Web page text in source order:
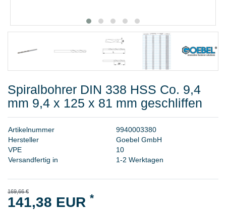
FAQ - Häufig gestellte Fragen
Spiralbohrer DIN 338 HSS Co. 9,4
mm 9,4 x 125 x 81 mm geschliffen
Artikelnummer 9940003380
Hersteller Goebel GmbH
VPE 10
Versandfertig in
1-2 Werktagen
169,66 €
141,38 EUR *